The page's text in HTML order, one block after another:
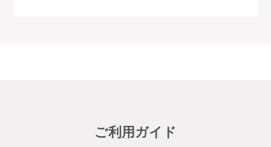
ご利用ガイド